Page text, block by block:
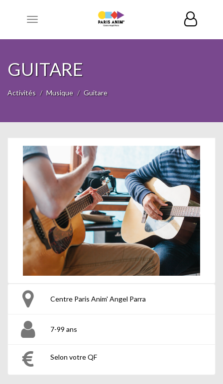
Toggle
GUITARE
Activités Musique Guitare
Centre Paris Anim' Angel Parra
7-99 ans
Selon votre QF